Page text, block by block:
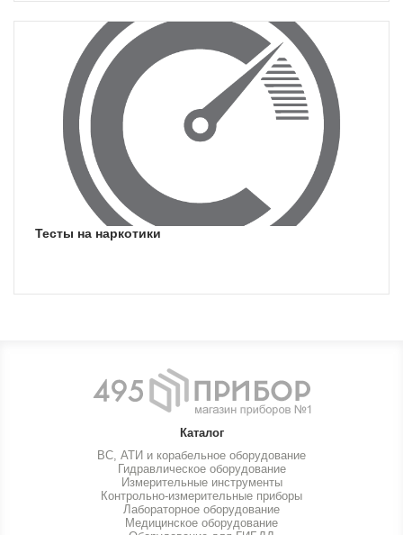
тесты на наркотики
Каталог
ВС, АТИ и корабельное оборудование
Гидравлическое оборудование
Измерительные инструменты
Контрольно-измерительные приборы
Лабораторное оборудование
Медицинское оборудование